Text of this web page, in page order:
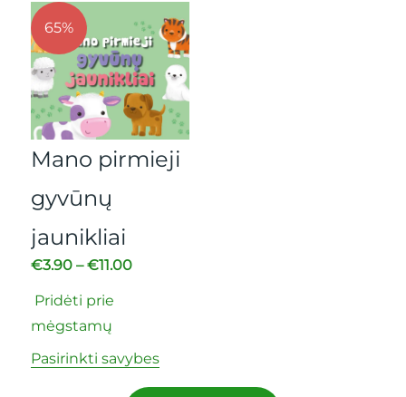
Mano pirmieji
gyvūnų
jaunikliai
€3.90 – €11.00
Pridėti prie
mėgstamų
Pasirinkti savybes
65%